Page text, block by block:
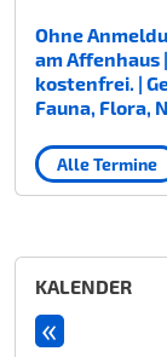
Ohne
am Affenhaus
kostenfrei. |
Fauna, Flora,
Alle Termine
KALENDER
«